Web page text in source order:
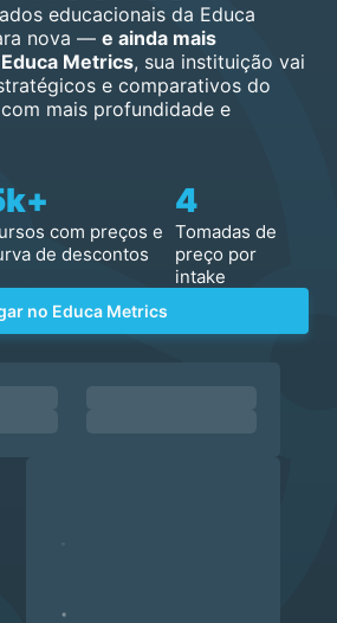
educacionais da Educa
nova — e ainda mais
Educa Metrics, sua instituição vai
e comparativos do
mais profundidade e
com preços e
de descontos
4
Tomadas de
preço por
intake
no Educa Metrics